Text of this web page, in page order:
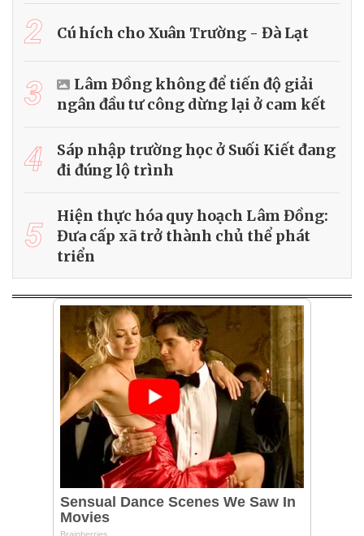
2 Cú hích cho Xuân Trường - Đà Lạt
3
Lâm Đồng không để tiến độ giải
ngân đầu tư công dừng lại ở cam kết
4
Sáp nhập trường học ở Suối Kiết đang
đi đúng lộ trình
5
Hiện thực hóa quy hoạch Lâm Đồng:
Đưa cấp xã trở thành chủ thể phát
triển